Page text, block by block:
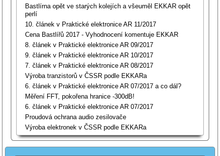
Bastlírna opět ve starých kolejích a všeuměl EKKAR opět
perlí
10. článek v Praktické elektronice AR 11/2017
Cena Bastlířů 2017 - Vyhodnocení komentuje EKKAR
8. článek v Praktické elektronice AR 09/2017
9. článek v Praktické elektronice AR 10/2017
7. článek v Praktické elektronice AR 08/2017
Výroba tranzistorů v ČSSR podle EKKARa
6. článek v Praktické elektronice AR 07/2017 a co dál?
Měření FFT, pokořena hranice -300dB!
6. článek v Praktické elektronice AR 07/2017
Proudová ochrana audio zesilovače
Výroba elektronek v ČSSR podle EKKARa